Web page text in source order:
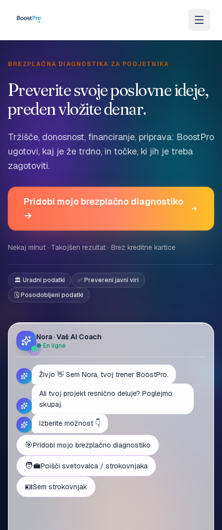
BREZPLAČNA DIAGNOSTIKA ZA PODJETNIKA
Preverite svoje poslovne ideje,
preden vložite denar.
Tržišče, donosnost, financiranje, priprava: BoostPro
ugotovi, kaj je že trdno, in točke, ki jih je treba
zagotoviti.
Pridobi mojo brezplačno diagnostiko
→
Nekaj minut · Takojšen rezultat · Brez kreditne kartice
🏛️ Uradni podatki
✅ Prevereni javni viri
🗓️ Posodobljeni podatki
Nora · Vaš AI Coach
● En ligne
Živjo 👋 Sem Nora, tvoj trener BoostPro.
Ali tvoj projekt resnično deluje? Poglejmo
skupaj.
Izberite možnost 👇
🎯Pridobi mojo brezplačno diagnostiko
🧑‍💼Poišči svetovalca / strokovnjaka
🪪Sem strokovnjak